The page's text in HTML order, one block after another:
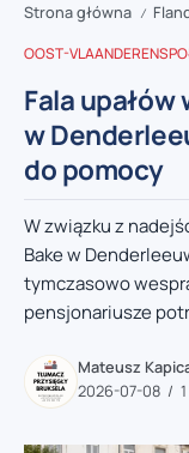
Strona główna /
OOST-VLAANDEREN
Fala
w
do pomocy
W związku z
Bake w
tymczasowo
pensjonariusze
Mateusz
2026-07-08